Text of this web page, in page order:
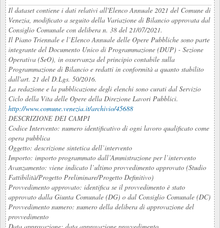
Il dataset contiene i dati relativi all'Elenco Annuale 2021 del Comune di
Venezia, modificato a seguito della Variazione di Bilancio approvata dal
Consiglio Comunale con delibera n. 38 del 21/07/2021.
Il Piano Triennale e l’Elenco Annuale delle Opere Pubbliche sono parte
integrante del Documento Unico di Programmazione (DUP) - Sezione
Operativa (SeO), in osservanza del principio contabile sulla
Programmazione di Bilancio e redatti in conformità a quanto stabilito
dall'art. 21 del D.Lgs. 50/2016.
La redazione e la pubblicazione degli elenchi sono curati dal Servizio
Ciclo della Vita delle Opere della Direzione Lavori Pubblici.
http://www.comune.venezia.it/archivio/45688
DESCRIZIONE DEI CAMPI
Codice Intervento: numero identificativo di ogni lavoro qualificato come
opera pubblica
Oggetto: descrizione sintetica dell’intervento
Importo: importo programmato dall’Ammistrazione per l’intervento
Avanzamento: viene indicato l’ultimo provvedimento approvato (Studio
Fattibilità/Progetto Preliminare/Progetto Definitivo)
Provvedimento approvato: identifica se il provvedimento è stato
approvato dalla Giunta Comunale (DG) o dal Consiglio Comunale (DC)
Provvedimento numero: numero della delibera di approvazione del
provvedimento